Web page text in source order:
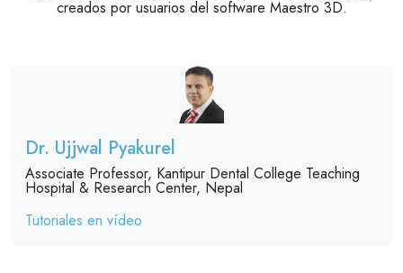
creados por usuarios del software Maestro 3D.
Dr. Ujjwal Pyakurel
Associate Professor, Kantipur Dental College Teaching
Hospital & Research Center, Nepal
Tutoriales en vídeo